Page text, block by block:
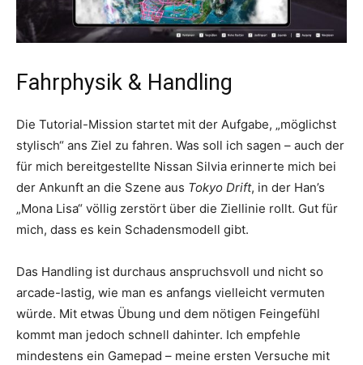
Fahrphysik & Handling
Die Tutorial-Mission startet mit der Aufgabe, „möglichst
stylisch“ ans Ziel zu fahren. Was soll ich sagen – auch der
für mich bereitgestellte Nissan Silvia erinnerte mich bei
der Ankunft an die Szene aus Tokyo Drift, in der Han’s
„Mona Lisa“ völlig zerstört über die Ziellinie rollt. Gut für
mich, dass es kein Schadensmodell gibt.
Das Handling ist durchaus anspruchsvoll und nicht so
arcade-lastig, wie man es anfangs vielleicht vermuten
würde. Mit etwas Übung und dem nötigen Feingefühl
kommt man jedoch schnell dahinter. Ich empfehle
mindestens ein Gamepad – meine ersten Versuche mit